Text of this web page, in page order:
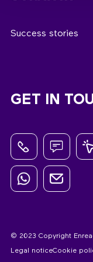
Success stories
GET IN
© 2023 Copyright
Legal noticeCookie